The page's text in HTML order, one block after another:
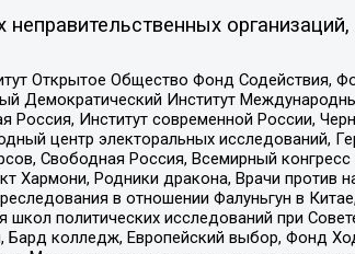
Открытое Общество Фонд Содействия,
Институт Международных
Институт современной России,
центр электоральных исследований,
Свободная Россия, Всемирный конгресс
Родники дракона, Врачи против
в отношении Фалуньгун в
политических исследований при
Бард колледж, Европейский выбор, Фонд